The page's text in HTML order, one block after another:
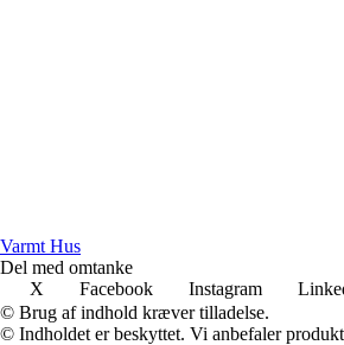
Varmt Hus
Del med omtanke
X
Facebook Instagram
© Brug af indhold kræver tilladelse.
© Indholdet er beskyttet. Vi anbefaler